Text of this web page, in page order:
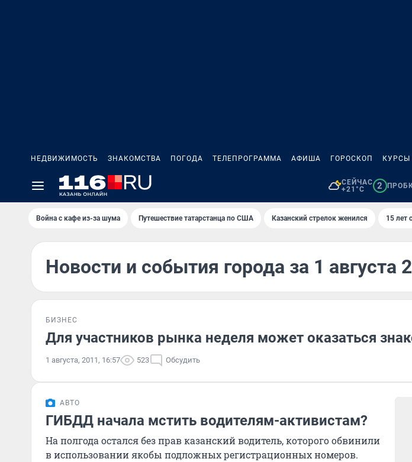
НЕДВИЖИМОСТЬ ЗНАКОМСТВА ПОГОДА ТЕЛЕПРОГРАММА АФИША ГОРОСКОП КУРСЫ
СЕЙЧАС
+21°C
2
Война с кафе из-за шума Путешествие татарстанца по США Казанский стрелок женился 15 лет
Новости и события города за 1 августа
БИЗНЕС
Для участников рынка неделя может оказаться
1 августа, 2011, 16:57 523 Обсудить
АВТО
ГИБДД начала мстить водителям-активистам?
На полгода остался без прав казанский водитель, которого обвинили
в использовании якобы подложных регистрационных номеров.